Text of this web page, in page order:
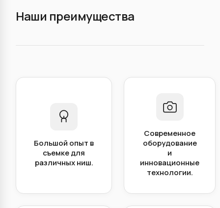
Наши преимущества
Большой опыт в
съемке для
различных ниш.
Современное
оборудование
и
инновационные
технологии.